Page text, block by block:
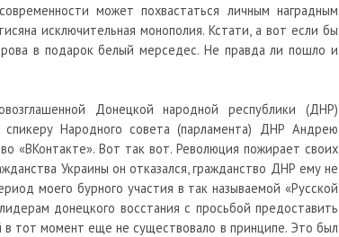
может похвастаться личным наградным
исключительная монополия. Кстати, а вот если бы
в подарок белый мерседес. Не правда ли пошло и
Донецкой народной республики (ДНР)
Народного совета (парламента) ДНР Андрею
«ВКонтакте». Вот так вот. Революция пожирает своих
Украины он отказался, гражданство ДНР ему не
моего бурного участия в так называемой «Русской
донецкого восстания с просьбой предоставить
тот момент еще не существовало в принципе. Это был